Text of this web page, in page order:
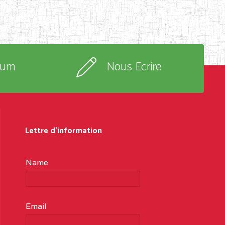
Nous Ecrire
Lettre d'information
Name
Email